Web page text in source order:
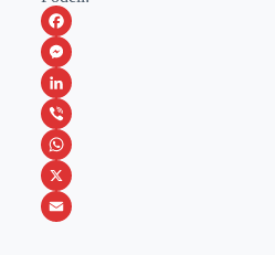
F
a
c
e
b
o
M
e
s
s
e
L
i
n
k
V
i
b
W
h
X